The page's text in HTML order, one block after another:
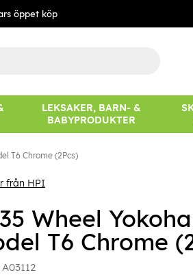
öppet köp
LEKSAKER, BARN- &
BABYPRODUKTER
T6 Chrome (2Pcs)
från HPI
Wheel
T6 Chrome
A03112